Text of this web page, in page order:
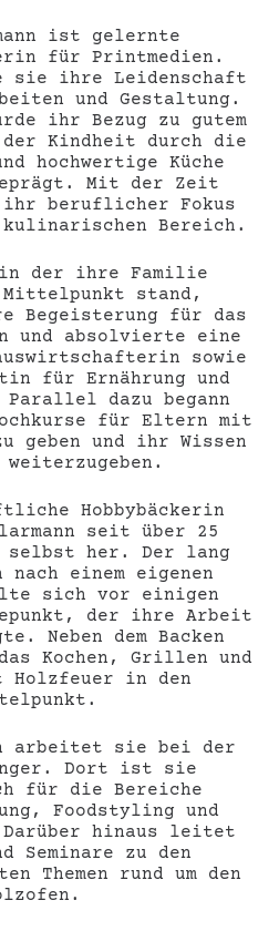
ist gelernte
für Printmedien.
sie ihre Leidenschaft
und Gestaltung.
ihr Bezug zu gutem
Kindheit durch die
hochwertige Küche
Mit der Zeit
beruflicher Fokus
kulinarischen Bereich.
der ihre Familie
Mittelpunkt stand,
Begeisterung für das
und absolvierte eine
sowie
für Ernährung und
dazu begann
für Eltern mit
geben und ihr Wissen
Hobbybäckerin
seit über 25
selbst her. Der lang
nach einem eigenen
sich vor einigen
der ihre Arbeit
Neben dem Backen
Kochen, Grillen und
Holzfeuer in den
arbeitet sie bei der
Dort ist sie
für die Bereiche
Foodstyling und
hinaus leitet
Seminare zu den
Themen rund um den